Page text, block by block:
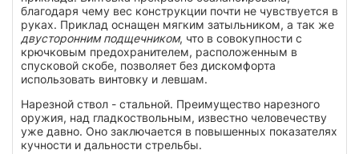
благодаря чему вес конструкции почти не чувствуется в
руках. Приклад оснащен мягким затыльником, а так же
двусторонним подщечником, что в совокупности с
крючковым предохранителем, расположенным в
спусковой скобе, позволяет без дискомфорта
использовать винтовку и левшам.
Нарезной ствол - стальной. Преимущество нарезного
оружия, над гладкоствольным, известно человечеству
уже давно. Оно заключается в повышенных показателях
кучности и дальности стрельбы.